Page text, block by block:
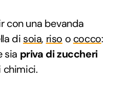
con una bevanda
di soia, riso o cocco:
sia priva di zuccheri